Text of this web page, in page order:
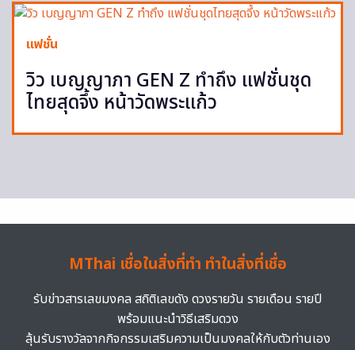
แฟชั่น
วิว เบญญาภา GEN Z ทำถึง แฟชั่นชุด
ไทยสุดจึ้ง หน้าวัดพระแก้ว
MThai เชื่อในสิ่งที่ทำ ทำในสิ่งที่เชื่อ
รับข่าวสารเลขมงคล สถิติเลขดัง ดวงรายวัน รายเดือน รายปี
พร้อมแนะนำวิธีเสริมดวง
ลุ้นรับรางวัลจากกิจกรรมเสริมความเป็นมงคลให้กับตัวท่านเอง